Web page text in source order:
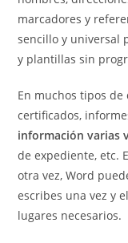
marcadores y
sencillo y universal
y plantillas sin
En muchos tipos
certificados,
información varias
de expediente, etc.
otra vez, Word
escribes una vez y
lugares necesarios.